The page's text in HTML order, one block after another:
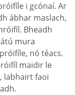
i gcónaí. Ar
ábhar maslach,
Bheadh
mura
nó téacs.
maidir le
labhairt faoi